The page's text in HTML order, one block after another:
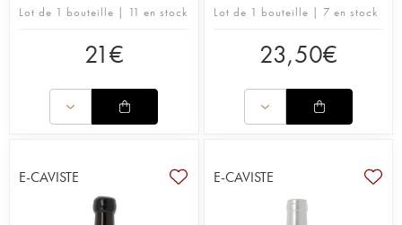
Lot de 1 bouteille | 11 en stock
21€
Lot de 1 bouteille | 7 en stock
23,50€
E-CAVISTE E-CAVISTE